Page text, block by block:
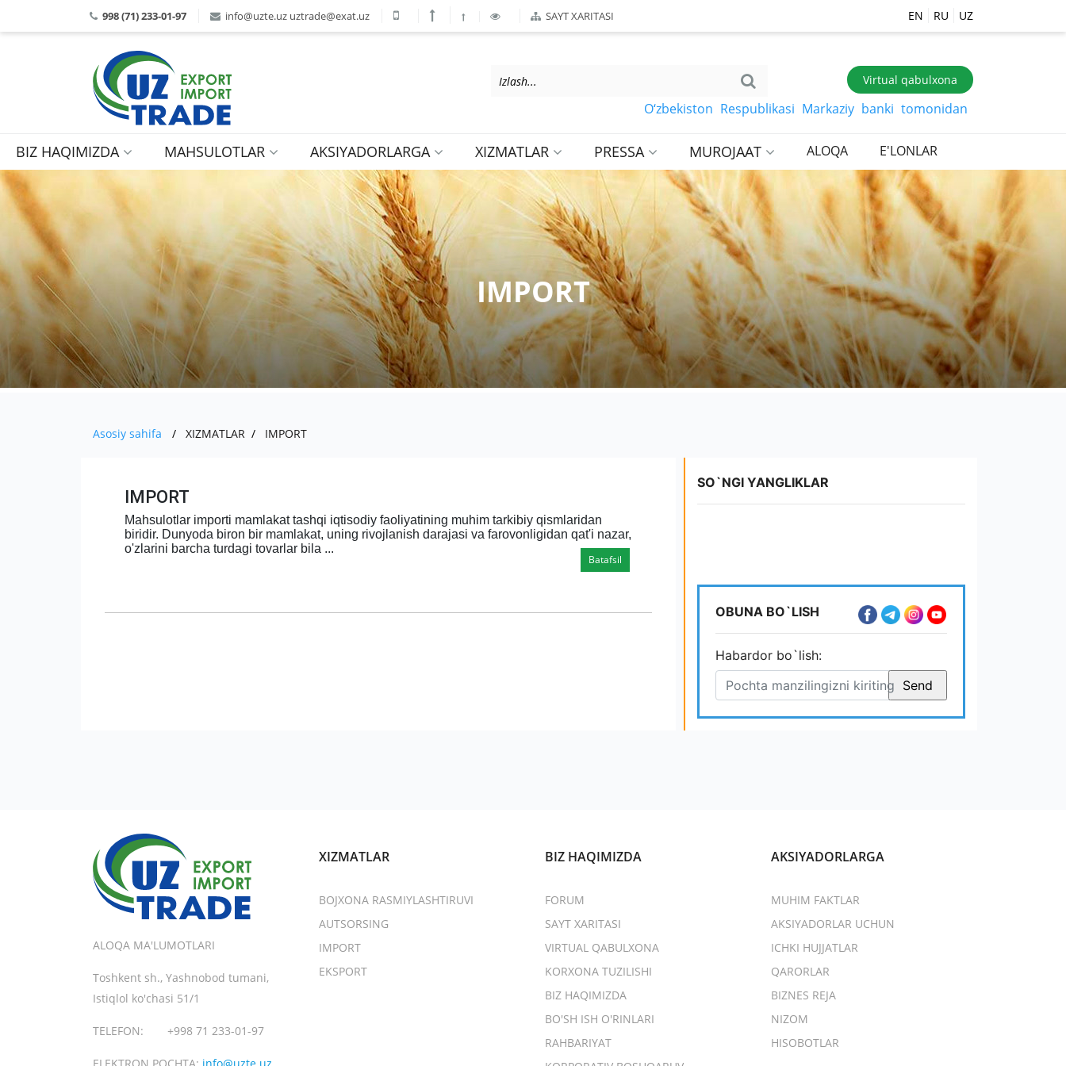
998 (71) 233-01-97 info@uzte.uz uztrade@exat.uz SAYT XARITASI EN RU UZ
Virtual qabulxona
O‘zbekiston Respublikasi Markaziy banki tomonidan belgilangan
BIZ HAQIMIZDA MAHSULOTLAR AKSIYADORLARGA XIZMATLAR PRESSA MUROJAAT ALOQA E'LONLAR
IMPORT
Asosiy sahifa XIZMATLAR IMPORT
IMPORT
Mahsulotlar importi mamlakat tashqi iqtisodiy faoliyatining muhim tarkibiy qismlaridan
biridir. Dunyoda biron bir mamlakat, uning rivojlanish darajasi va farovonligidan qat'i nazar,
o'zlarini barcha turdagi tovarlar bila ...
Batafsil
SO`NGI YANGLIKLAR
OBUNA BO`LISH
Habardor bo`lish:
ALOQA MA'LUMOTLARI
Toshkent sh., Yashnobod tumani,
Istiqlol ko'chasi 51/1
TELEFON: +998 71 233-01-97
XIZMATLAR
BOJXONA RASMIYLASHTIRUVI
AUTSORSING
IMPORT
EKSPORT
BIZ HAQIMIZDA
FORUM
SAYT XARITASI
VIRTUAL QABULXONA
KORXONA TUZILISHI
BIZ HAQIMIZDA
BO'SH ISH O'RINLARI
RAHBARIYAT
AKSIYADORLARGA
MUHIM FAKTLAR
AKSIYADORLAR UCHUN
ICHKI HUJJATLAR
QARORLAR
BIZNES REJA
NIZOM
HISOBOTLAR